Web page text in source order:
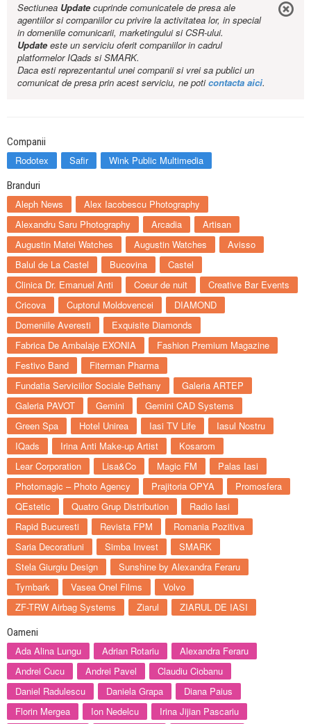
Sectiunea Updatecuprinde comunicatele de presa ale
agentiilor si companiilor cu privire la activitatea lor, in special
in domeniile comunicarii, marketingului si CSR-ului.
Updateeste un serviciu oferit companiilor in cadrul
platformelor IQads si SMARK.
Daca esti reprezentantul unei companii si vrei sa publici un
comunicat de presa prin acest serviciu, ne poticontacta aici.
Companii
Rodotex Safir Wink Public Multimedia
Branduri
Aleph News
Alex Iacobescu Photography
Alexandru Saru Photography
Arcadia
Artisan
Augustin Matei Watches
Augustin Watches
Avisso
Balul de La Castel
Bucovina
Castel
Clinica Dr. Emanuel Anti
Coeur de nuit
Creative Bar Events
Cricova
Cuptorul Moldovencei
DIAMOND
Domeniile Averesti
Exquisite Diamonds
Fabrica De Ambalaje EXONIA
Fashion Premium Magazine
Festivo Band
Fiterman Pharma
Fundatia Serviciilor Sociale Bethany
Galeria ARTEP
Galeria PAVOT
Gemini
Gemini CAD Systems
Green Spa
Hotel Unirea Iasi TV Life
Iasul Nostru
IQads
Irina Anti Make-up Artist
Kosarom
Lear Corporation
Lisa&Co Magic FM
Palas Iasi
Photomagic – Photo Agency
Prajitoria OPYA
Promosfera
QEstetic
Quatro Grup Distribution
Radio Iasi
Rapid Bucuresti
Revista FPM
Romania Pozitiva
Saria Decoratiuni
Simba Invest
SMARK
Stela Giurgiu Design
Sunshine by Alexandra Feraru
Tymbark
Vasea Onel Films
Volvo
ZF-TRW Airbag Systems
Ziarul ZIARUL DE IASI
Oameni
Ada Alina Lungu Adrian Rotariu
Alexandra Feraru
Andrei Cucu
Andrei Pavel
Claudiu Ciobanu
Daniel Radulescu
Daniela Grapa
Diana Paius
Florin Mergea
Ion Nedelcu
Irina Jijian Pascariu